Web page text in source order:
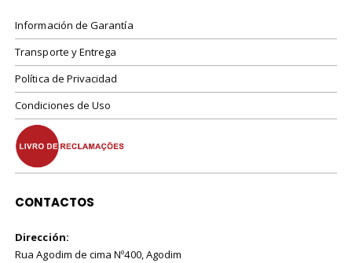
Información de Garantía
Transporte y Entrega
Política de Privacidad
Condiciones de Uso
CONTACTOS
Dirección:
Rua Agodim de cima Nº400, Agodim